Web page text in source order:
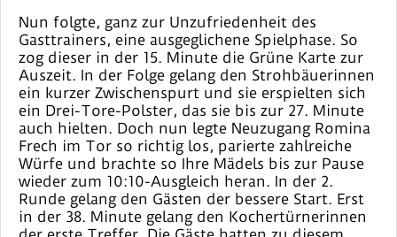
Nun folgte, ganz zur Unzufriedenheit des
Gasttrainers, eine ausgeglichene Spielphase. So
zog dieser in der 15. Minute die Grüne Karte zur
Auszeit. In der Folge gelang den Strohbäuerinnen
ein kurzer Zwischenspurt und sie erspielten sich
ein Drei-Tore-Polster, das sie bis zur 27. Minute
auch hielten. Doch nun legte Neuzugang Romina
Frech im Tor so richtig los, parierte zahlreiche
Würfe und brachte so Ihre Mädels bis zur Pause
wieder zum 10:10-Ausgleich heran. In der 2.
Runde gelang den Gästen der bessere Start. Erst
in der 38. Minute gelang den Kochertürnerinnen